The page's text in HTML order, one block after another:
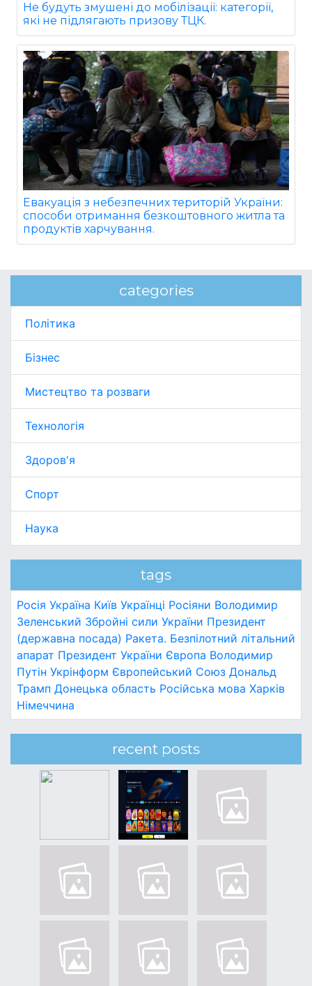
Не будуть змушені до мобілізації: категорії,
які не підлягають призову ТЦК.
Евакуація з небезпечних територій України:
способи отримання безкоштовного житла та
продуктів харчування.
categories
Політика
Бізнес
Мистецтво та розваги
Технологія
Здоров'я
Спорт
Наука
tags
Росія Україна Київ Українці Росіяни Володимир
Зеленський Збройні сили України Президент
(державна посада) Ракета. Безпілотний літальний
апарат Президент України Європа Володимир
Путін Укрінформ Європейський Союз Дональд
Трамп Донецька область Російська мова Харків
Німеччина
recent posts